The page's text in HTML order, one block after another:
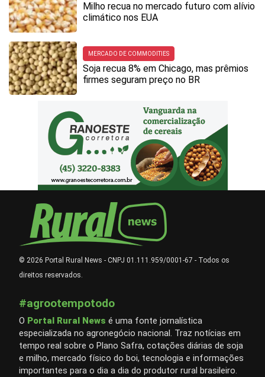
Milho recua no mercado futuro com alívio
climático nos EUA
MERCADO DE COMMODITIES
Soja recua 8% em Chicago, mas prêmios
firmes seguram preço no BR
© 2026 Portal Rural News - CNPJ 01.111.959/0001-67 - Todos os
direitos reservados.
#agrootempotodo
O Portal Rural News é uma fonte jornalística
especializada no agronegócio nacional. Traz notícias em
tempo real sobre o Plano Safra, cotações diárias de soja
e milho, mercado físico do boi, tecnologia e informações
importantes para o dia a dia do produtor rural brasileiro.